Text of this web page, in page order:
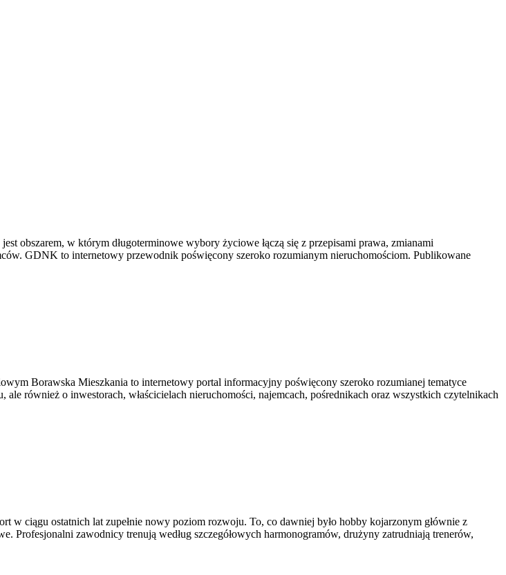
obszarem, w którym długoterminowe wybory życiowe łączą się z przepisami prawa, zmianami
GDNK to internetowy przewodnik poświęcony szeroko rozumianym nieruchomościom. Publikowane
Borawska Mieszkania to internetowy portal informacyjny poświęcony szeroko rozumianej tematyce
również o inwestorach, właścicielach nieruchomości, najemcach, pośrednikach oraz wszystkich czytelnikach
ciągu ostatnich lat zupełnie nowy poziom rozwoju. To, co dawniej było hobby kojarzonym głównie z
Profesjonalni zawodnicy trenują według szczegółowych harmonogramów, drużyny zatrudniają trenerów,